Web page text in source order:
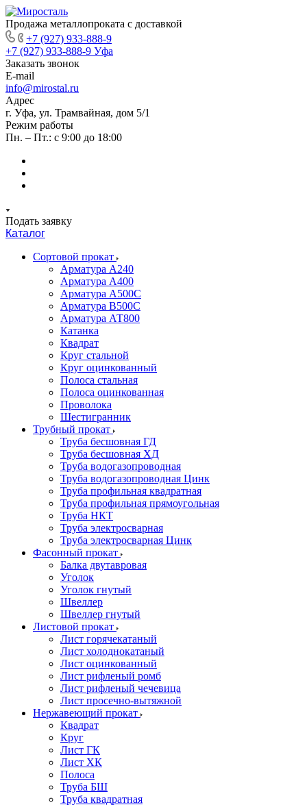
Продажа металлопроката с доставкой
+7 (927) 933-888-9
+7 (927) 933-888-9 Уфа
Заказать звонок
E-mail
info@mirostal.ru
Адрес
г. Уфа, ул. Трамвайная, дом 5/1
Режим работы
Пн. – Пт.: с 9:00 до 18:00
Подать заявку
Каталог
Сортовой прокат
Арматура А240
Арматура А400
Арматура А500C
Арматура В500С
Арматура АТ800
Катанка
Квадрат
Круг стальной
Круг оцинкованный
Полоса стальная
Полоса оцинкованная
Проволока
Шестигранник
Трубный прокат
Труба бесшовная ГД
Труба бесшовная ХД
Труба водогазопроводная
Труба водогазопроводная Цинк
Труба профильная квадратная
Труба профильная прямоугольная
Труба НКТ
Труба электросварная
Труба электросварная Цинк
Фасонный прокат
Балка двутавровая
Уголок
Уголок гнутый
Швеллер
Швеллер гнутый
Листовой прокат
Лист горячекатаный
Лист холоднокатаный
Лист оцинкованный
Лист рифленый ромб
Лист рифленый чечевица
Лист просечно-вытяжной
Нержавеющий прокат
Квадрат
Круг
Лист ГК
Лист ХК
Полоса
Труба БШ
Труба квадратная